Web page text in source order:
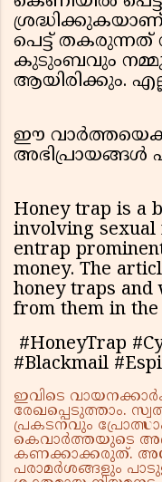
ശ്രദ്ധിക്കുകയാണ്
പെട്ട് തകരുന്നത്
കുടുംബവും
ആയിരിക്കും.
ഈ
അഭിപ്രായങ്ങൾ
Honey trap is a
involving sexual
entrap
money. The
honey traps and
from them in
#HoneyTrap
#Blackmail
ഇവിടെ
രേഖപ്പെടുത്താം.
പ്രകടനവും
കെവാർത്തയുടെ
കണക്കാക്കരുത്.
പരാമർശങ്ങളും